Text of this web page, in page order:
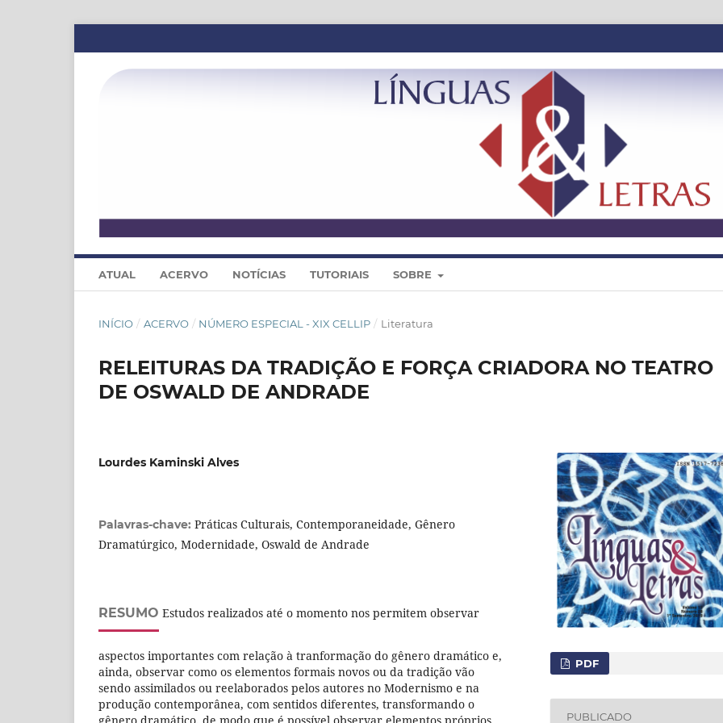
ATUAL ACERVO NOTÍCIAS TUTORIAIS SOBRE
INÍCIO / ACERVO / NÚMERO ESPECIAL - XIX CELLIP / Literatura
RELEITURAS DA TRADIÇÃO E FORÇA CRIADORA NO TEATRO
DE OSWALD DE ANDRADE
Lourdes Kaminski Alves
Palavras-chave: Práticas Culturais, Contemporaneidade, Gênero
Dramatúrgico, Modernidade, Oswald de Andrade
RESUMO Estudos realizados até o momento nos permitem observar
aspectos importantes com relação à tranformação do gênero dramático e,
ainda, observar como os elementos formais novos ou da tradição vão
sendo assimilados ou reelaborados pelos autores no Modernismo e na
produção contemporânea, com sentidos diferentes, transformando o
PDF
PUBLICADO